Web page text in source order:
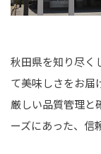
秋田県を知り尽く
て美味しさをお届
厳しい品質管理と
ーズにあった、信